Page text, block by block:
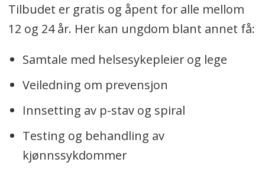
Tilbudet er gratis og åpent for alle mellom
12 og 24 år. Her kan ungdom blant annet få:
Samtale med helsesykepleier og lege
Veiledning om prevensjon
Innsetting av p-stav og spiral
Testing og behandling av
kjønnssykdommer